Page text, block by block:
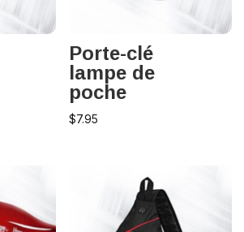
Porte-clé
lampe de
poche
$7.95